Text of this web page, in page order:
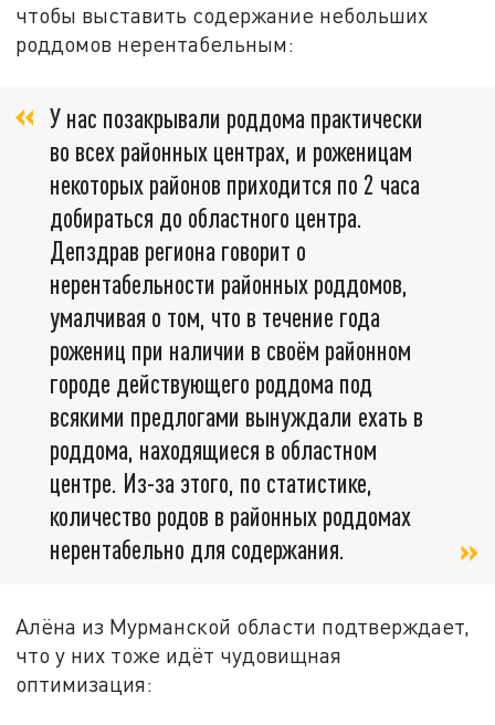
чтобы выставить содержание небольших
роддомов нерентабельным:
У нас позакрывали роддома практически
во всех районных центрах, и роженицам
некоторых районов приходится по 2 часа
добираться до областного центра.
Депздрав региона говорит о
нерентабельности районных роддомов,
умалчивая о том, что в течение года
рожениц при наличии в своём районном
городе действующего роддома под
всякими предлогами вынуждали ехать в
роддома, находящиеся в областном
центре. Из-за этого, по статистике,
количество родов в районных роддомах
нерентабельно для содержания.
Алёна из Мурманской области подтверждает,
что у них тоже идёт чудовищная
оптимизация: